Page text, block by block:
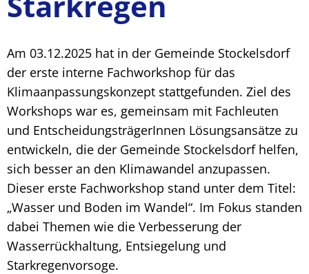
Am 03.12.2025 hat in der Gemeinde Stockelsdorf
der erste interne Fachworkshop für das
Klimaanpassungskonzept stattgefunden. Ziel des
Workshops war es, gemeinsam mit Fachleuten
und EntscheidungsträgerInnen Lösungsansätze zu
entwickeln, die der Gemeinde Stockelsdorf helfen,
sich besser an den Klimawandel anzupassen.
Dieser erste Fachworkshop stand unter dem Titel:
„Wasser und Boden im Wandel“. Im Fokus standen
dabei Themen wie die Verbesserung der
Wasserrückhaltung, Entsiegelung und
Starkregenvorsoge.